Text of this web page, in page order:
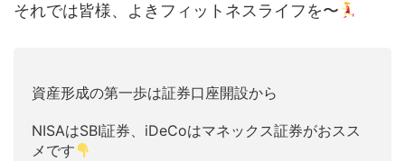
それでは皆様、よきフィットネスライフを〜
資産形成の第一歩は証券口座開設から
NISAはSBI証券、iDeCoはマネックス証券がおスス
メです